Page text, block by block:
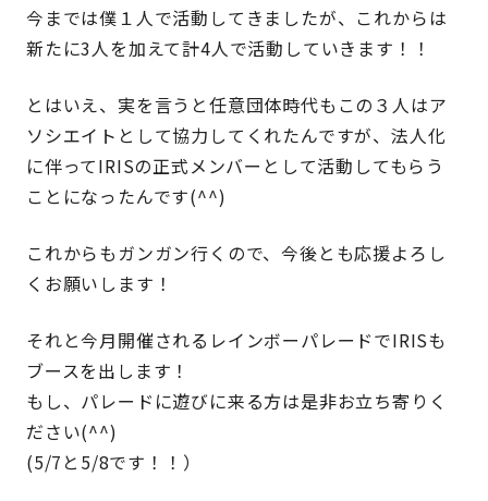
今までは僕１人で活動してきましたが、これからは
新たに3人を加えて計4人で活動していきます！！
とはいえ、実を言うと任意団体時代もこの３人はア
ソシエイトとして協力してくれたんですが、法人化
に伴ってIRISの正式メンバーとして活動してもらう
ことになったんです(^^)
これからもガンガン行くので、今後とも応援よろし
くお願いします！
それと今月開催されるレインボーパレードでIRISも
ブースを出します！
もし、パレードに遊びに来る方は是非お立ち寄りく
ださい(^^)
(5/7と5/8です！！）